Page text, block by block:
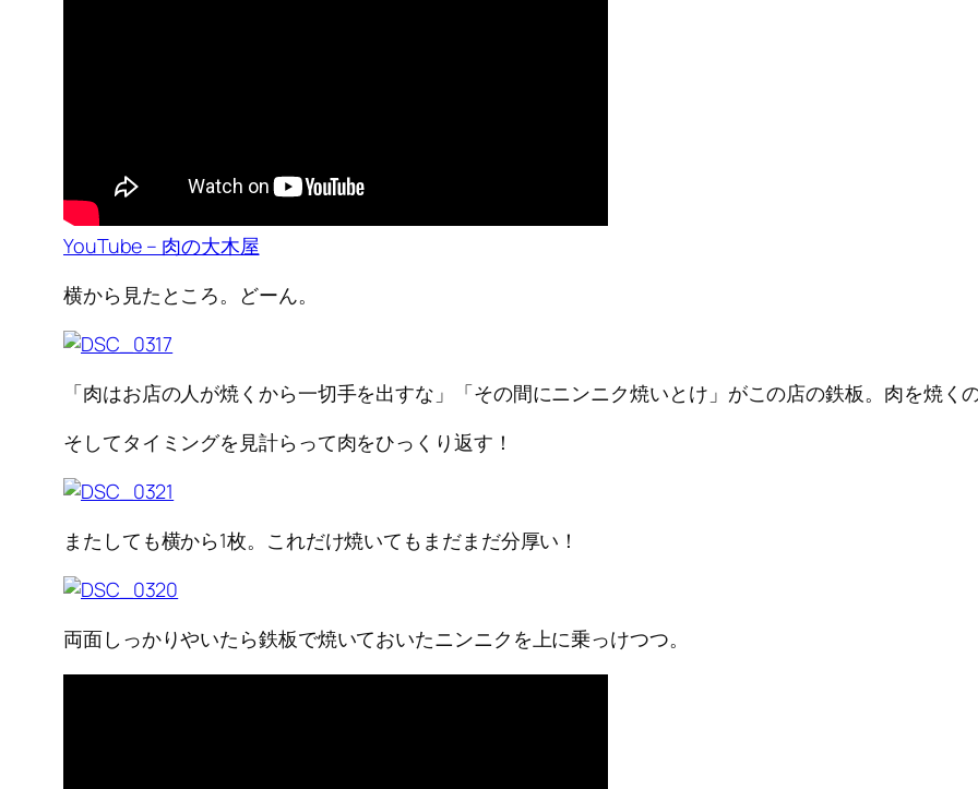
YouTube – 肉の大木屋
横から見たところ。どーん。
「肉はお店の人が焼くから一切手を出すな」「その間にニンニク焼いとけ」がこの店の鉄板。肉を焼くの
そしてタイミングを見計らって肉をひっくり返す！
またしても横から1枚。これだけ焼いてもまだまだ分厚い！
両面しっかりやいたら鉄板で焼いておいたニンニクを上に乗っけつつ。